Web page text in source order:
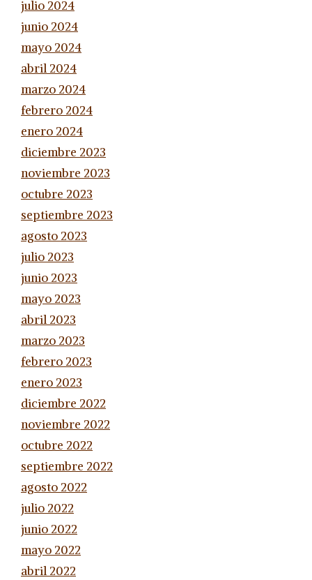
julio 2024
junio 2024
mayo 2024
abril 2024
marzo 2024
febrero 2024
enero 2024
diciembre 2023
noviembre 2023
octubre 2023
septiembre 2023
agosto 2023
julio 2023
junio 2023
mayo 2023
abril 2023
marzo 2023
febrero 2023
enero 2023
diciembre 2022
noviembre 2022
octubre 2022
septiembre 2022
agosto 2022
julio 2022
junio 2022
mayo 2022
abril 2022